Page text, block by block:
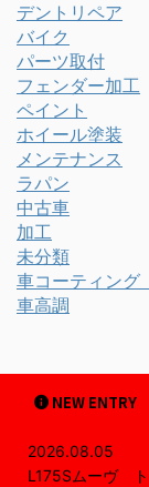
デントリペア
バイク
パーツ取付
フェンダー加工
ペイント
ホイール塗装
メンテナンス
ラパン
中古車
加工
未分類
車コーティン
車高調
NEW ENTRY
2026.08.05
L175Sムーヴ ト